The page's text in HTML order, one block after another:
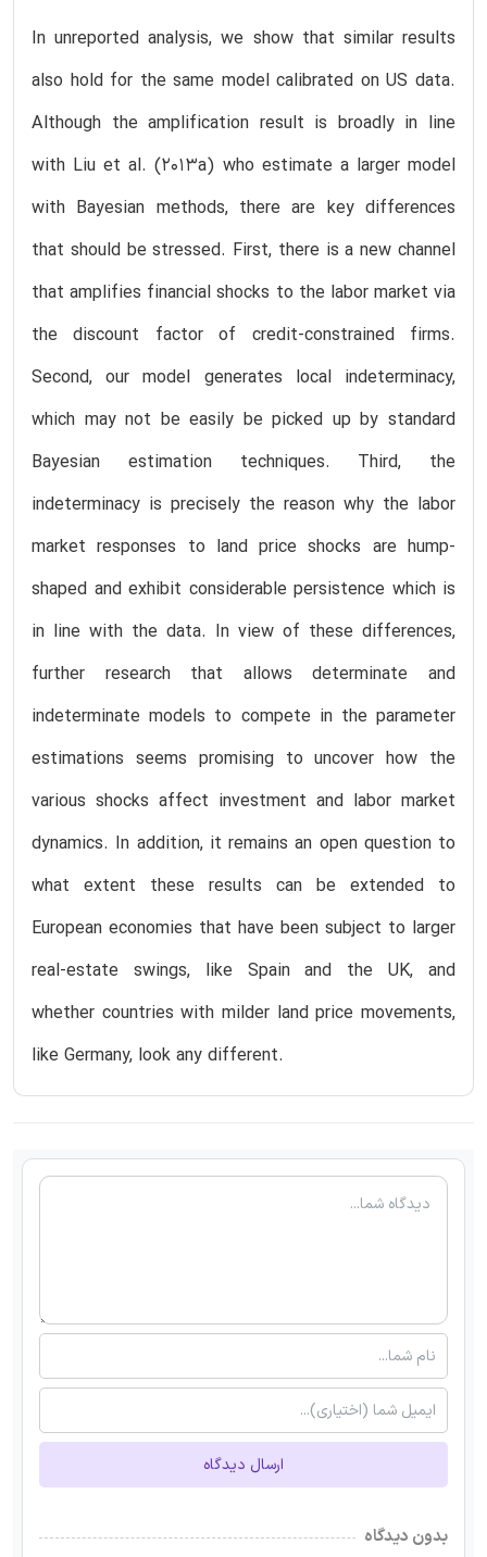
In unreported analysis, we show that similar results
also hold for the same model calibrated on US data.
Although the amplification result is broadly in line
with Liu et al. (2013a) who estimate a larger model
with Bayesian methods, there are key differences
that should be stressed. First, there is a new channel
that amplifies financial shocks to the labor market via
the discount factor of credit-constrained firms.
Second, our model generates local indeterminacy,
which may not be easily be picked up by standard
Bayesian estimation techniques. Third, the
indeterminacy is precisely the reason why the labor
market responses to land price shocks are hump-
shaped and exhibit considerable persistence which is
in line with the data. In view of these differences,
further research that allows determinate and
indeterminate models to compete in the parameter
estimations seems promising to uncover how the
various shocks affect investment and labor market
dynamics. In addition, it remains an open question to
what extent these results can be extended to
European economies that have been subject to larger
real-estate swings, like Spain and the UK, and
whether countries with milder land price movements,
like Germany, look any different.
ارسال دیدگاه
بدون دیدگاه